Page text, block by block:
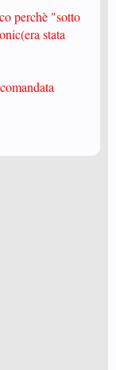
perchè "sotto
stata